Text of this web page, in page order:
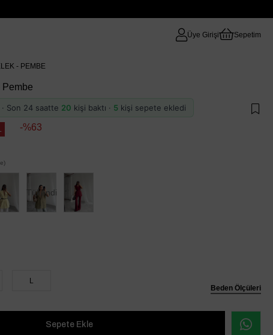
Üye Girişi Sepetim
- PEMBE
Pembe
· Son 24 saatte 20 kişi baktı · 5 kişi sepete ekledi
63
Tükendi
Beden Ölçüleri
L